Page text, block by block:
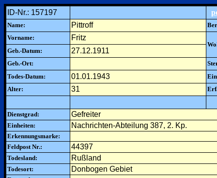
ID-Nr.: 157197
Name: Pittroff
Vorname:
Fritz
Geb.-Datum:
27.12.1911
Geb.-Ort:
Todes-Datum:
01.01.1943
Alter:
31
Dienstgrad: Gefreiter
Einheiten: Nachrichten-Abteilung 387, 2. Kp.
Erkennungsmarke:
Feldpost Nr.:
44397
Todesland: Rußland
Todesort: Donbogen Gebiet